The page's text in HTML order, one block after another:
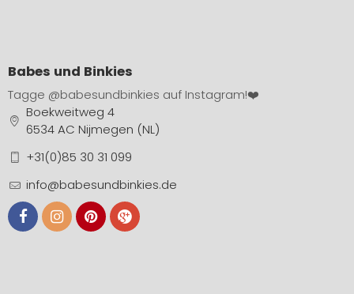
Babes und Binkies
Tagge @babesundbinkies auf Instagram!❤️
Boekweitweg 4
6534 AC Nijmegen (NL)
+31(0)85 30 31 099
info@babesundbinkies.de